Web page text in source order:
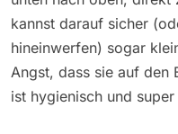
kannst darauf sicher
hineinwerfen) sogar
Angst, dass sie auf den
ist hygienisch und